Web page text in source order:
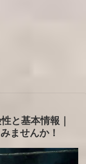
と基本情報｜
ませんか！